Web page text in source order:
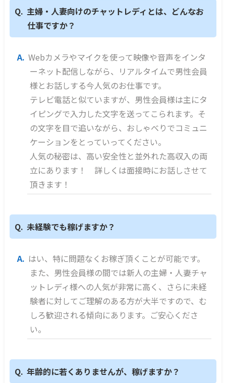
主婦・人妻向けのチャットレディとは、どんなお
仕事ですか？
Webカメラやマイクを使って映像や音声をインタ
ーネット配信しながら、リアルタイムで男性会員
様とお話しする今人気のお仕事です。
テレビ電話と似ていますが、男性会員様は主にタ
イピングで入力した文字を送ってこられます。そ
の文字を目で追いながら、おしゃべりでコミュニ
ケーションをとっていってください。
人気の秘密は、高い安全性と並外れた高収入の両
立にあります！ 詳しくは面接時にお話しさせて
頂きます！
未経験でも稼げますか？
はい、特に問題なくお稼ぎ頂くことが可能です。
また、男性会員様の間では新人の主婦・人妻チャ
ットレディ様への人気が非常に高く、さらに未経
験者に対してご理解のある方が大半ですので、む
しろ歓迎される傾向にあります。ご安心くださ
い。
年齢的に若くありませんが、稼げますか？